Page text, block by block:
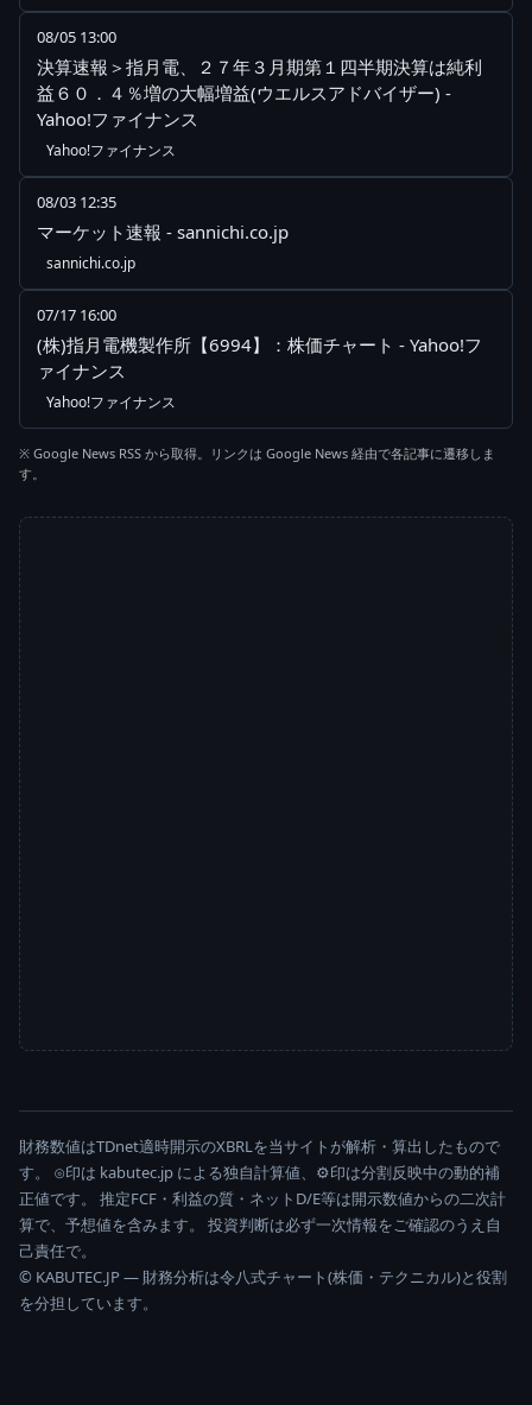
08/05 13:00
決算速報＞指月電、２７年３月期第１四半期決算は純利
益６０．４％増の大幅増益(ウエルスアドバイザー) -
Yahoo!ファイナンス
Yahoo!ファイナンス
08/03 12:35
マーケット速報 - sannichi.co.jp
sannichi.co.jp
07/17 16:00
(株)指月電機製作所【6994】：株価チャート - Yahoo!フ
ァイナンス
Yahoo!ファイナンス
※ Google News RSS から取得。リンクは Google News 経由で各記事に遷移しま
す。
財務数値はTDnet適時開示のXBRLを当サイトが解析・算出したもので
す。 ⊙印は kabutec.jp による独自計算値、⚙印は分割反映中の動的補
正値です。 推定FCF・利益の質・ネットD/E等は開示数値からの二次計
算で、予想値を含みます。 投資判断は必ず一次情報をご確認のうえ自
己責任で。
© KABUTEC.JP — 財務分析は令八式チャート(株価・テクニカル)と役割
を分担しています。